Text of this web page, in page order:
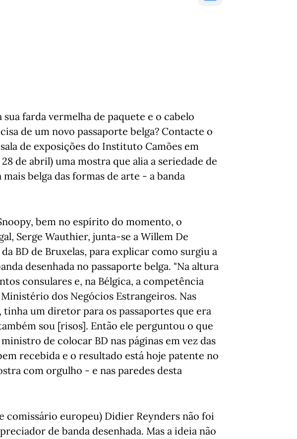
farda vermelha de paquete e o cabelo
de um novo passaporte belga? Contacte o
de exposições do Instituto Camões em
de abril) uma mostra que alia a seriedade de
belga das formas de arte - a banda
bem no espírito do momento, o
Serge Wauthier, junta-se a Willem De
BD de Bruxelas, para explicar como surgiu a
desenhada no passaporte belga. "Na altura
consulares e, na Bélgica, a competência
dos Negócios Estrangeiros. Nas
um diretor para os passaportes que era
sou [risos]. Então ele perguntou o que
de colocar BD nas páginas em vez das
recebida e o resultado está hoje patente no
com orgulho - e nas paredes desta
comissário europeu) Didier Reynders não foi
de banda desenhada. Mas a ideia não